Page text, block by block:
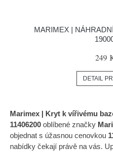
MARIMEX |
249
DETAIL
Marimex | Kryt k vířivému
11406200 oblíbené značky
objednat s úžasnou cenovkou
nabídky čekají právě na vás.